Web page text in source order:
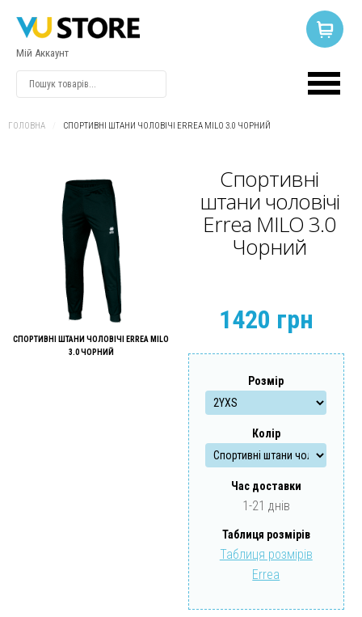
Мій Аккаунт
ГОЛОВНА СПОРТИВНІ ШТАНИ ЧОЛОВІЧІ ERREA MILO 3.0 ЧОРНИЙ
СПОРТИВНІ ШТАНИ ЧОЛОВІЧІ ERREA MILO
3.0 ЧОРНИЙ
Спортивні
штани чоловічі
Errea MILO 3.0
Чорний
1420 грн
Розмір
Колір
Час доставки
1-21 днів
Таблиця розмірів
Таблиця розмірів
Errea
ВХІД
Пароль
Запам'ятати
мене
Забули свій логін?